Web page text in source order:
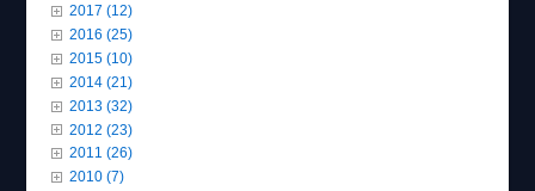
2017 (12)
2016 (25)
2015 (10)
2014 (21)
2013 (32)
2012 (23)
2011 (26)
2010 (7)